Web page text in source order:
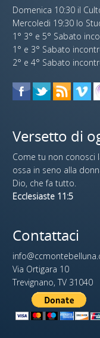
Domenica 10:30 il
Mercoledi 19:30 lo
1° 3° e 5° Sabato
1° e 3° Sabato
2° e 4° Sabato
Versetto di
Come tu non conosci
ossa in seno alla
Dio, che fa tutto.
Ecclesiaste 11:5
Contattaci
Via Ortigara 10
Trevignano, TV 31040